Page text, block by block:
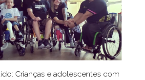
Crianças e adolescentes com